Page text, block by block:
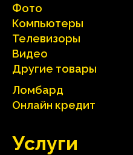
Фото
Компьютеры
Телевизоры
Видео
Другие товары
Ломбард
Онлайн кредит
Услуги